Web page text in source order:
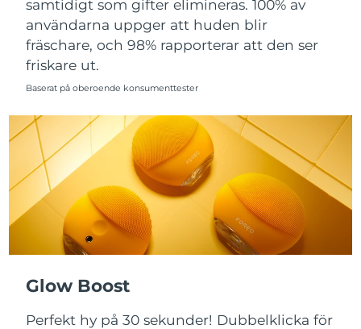
samtidigt som gifter elimineras. 100% av
användarna uppger att huden blir
fräschare, och 98% rapporterar att den ser
friskare ut.
Baserat på oberoende konsumenttester
Glow Boost
Perfekt hy på 30 sekunder! Dubbelklicka för
Singapore Förväntad leverans12/08/2026
Slovakien Förväntad leverans10/08/2026
Slovenien
Sydafrika Förväntad leverans
Sydkorea Förväntad leverans12/08/2026
Spanien Förväntad leverans10/08/2026
Sverige Förväntad leverans 10/08/2026